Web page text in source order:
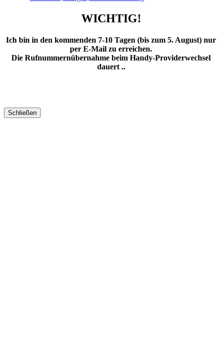
WICHTIG!
Ich bin in den kommenden 7-10 Tagen (bis zum 5. August) nur
per E-Mail zu erreichen.
Die Rufnummernübernahme beim Handy-Providerwechsel
dauert ..
Schließen